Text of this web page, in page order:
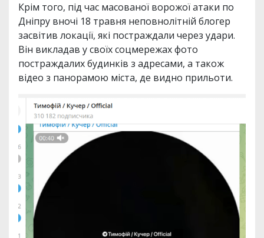
Крім того, під час масованої ворожої атаки по
Дніпру вночі 18 травня неповнолітній блогер
засвітив локації, які постраждали через удари.
Він викладав у своїх соцмережах фото
постраждалих будинків з адресами, а також
відео з панорамою міста, де видно прильоти.